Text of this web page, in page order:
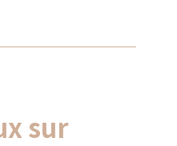
sur